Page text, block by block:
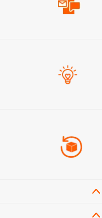
Oeko-Tex Standard 100